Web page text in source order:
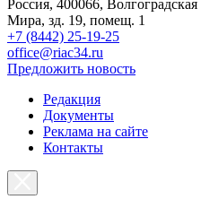
Россия, 400066, Волгоградская
Мира, зд. 19, помещ. 1
+7 (8442) 25-19-25
office@riac34.ru
Предложить новость
Редакция
Документы
Реклама на сайте
Контакты